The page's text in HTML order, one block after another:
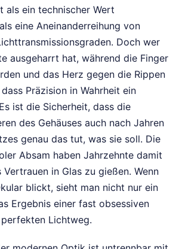
als ein technischer Wert
eine Aneinanderreihung von
Doch wer
ausgeharrt hat, während die Finger
und das Herz gegen die Rippen
Präzision in Wahrheit ein
ist die Sicherheit, dass die
des Gehäuses auch nach Jahren
genau das tut, was sie soll. Die
Absam haben Jahrzehnte damit
in Glas zu gießen. Wenn
blickt, sieht man nicht nur ein
Ergebnis einer fast obsessiven
Lichtweg.